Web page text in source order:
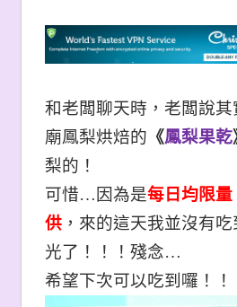
和老闆聊天時，老闆說其
廟鳳梨烘焙的 《鳳梨果乾
梨的！
可惜…因為是每日均限
供，來的這天我並沒有
光了！！！殘念…
希望下次可以吃到囉！！